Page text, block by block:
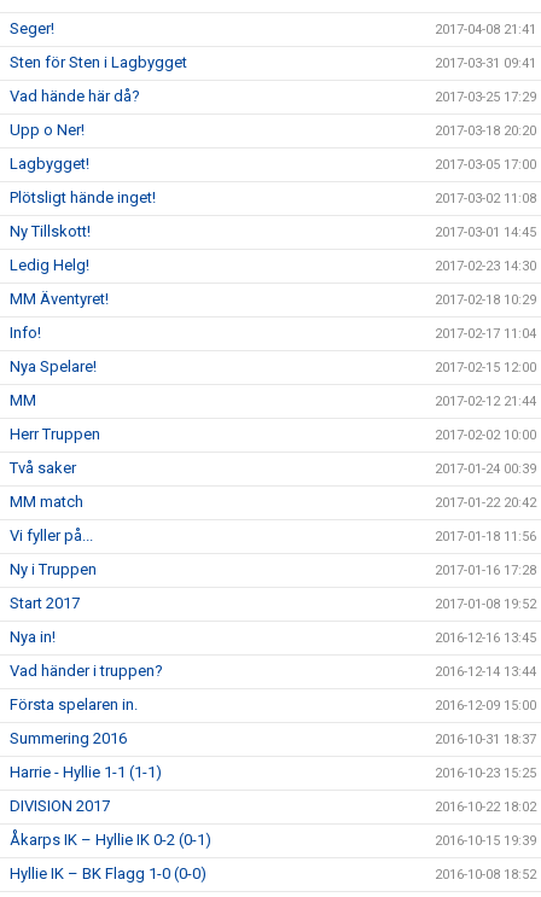
Seger! 2017-04-08 21:41
Sten för Sten i Lagbygget 2017-03-31 09:41
Vad hände här då? 2017-03-25 17:29
Upp o Ner! 2017-03-18 20:20
Lagbygget! 2017-03-05 17:00
Plötsligt hände inget! 2017-03-02 11:08
Ny Tillskott! 2017-03-01 14:45
Ledig Helg! 2017-02-23 14:30
MM Äventyret! 2017-02-18 10:29
Info! 2017-02-17 11:04
Nya Spelare! 2017-02-15 12:00
MM 2017-02-12 21:44
Herr Truppen 2017-02-02 10:00
Två saker 2017-01-24 00:39
MM match 2017-01-22 20:42
Vi fyller på... 2017-01-18 11:56
Ny i Truppen 2017-01-16 17:28
Start 2017 2017-01-08 19:52
Nya in! 2016-12-16 13:45
Vad händer i truppen? 2016-12-14 13:44
Första spelaren in. 2016-12-09 15:00
Summering 2016 2016-10-31 18:37
Harrie - Hyllie 1-1 (1-1) 2016-10-23 15:25
DIVISION 2017 2016-10-22 18:02
Åkarps IK – Hyllie IK 0-2 (0-1) 2016-10-15 19:39
Hyllie IK – BK Flagg 1-0 (0-0) 2016-10-08 18:52